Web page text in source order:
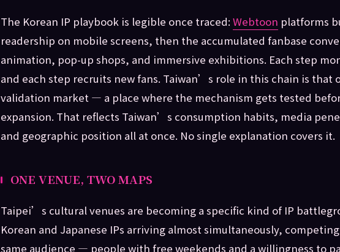
The Korean IP playbook is legible once traced: Webtoon platforms
readership on mobile screens, then the accumulated fanbase
animation, pop-up shops, and immersive exhibitions. Each step
and each step recruits new fans. Taiwan’s role in this chain is that
validation market — a place where the mechanism gets tested
expansion. That reflects Taiwan’s consumption habits, media
and geographic position all at once. No single explanation covers it.
ONE VENUE, TWO MAPS
Taipei’s cultural venues are becoming a specific kind of IP
Korean and Japanese IPs arriving almost simultaneously,
same audience — people with free weekends and a willingness to